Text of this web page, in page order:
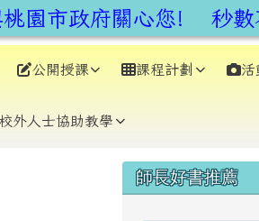
園市政府關心您! 秒數
公開授課 課程計劃 活
校外人士協助教學
右邊區域
師長好書推薦